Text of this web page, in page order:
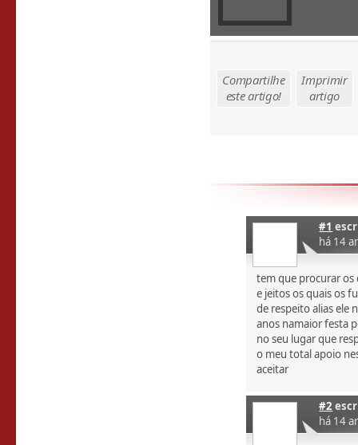
Compartilhe
este artigo!
Imprimir
artigo
#1
há 14
tem que procurar os
e jeitos os quais os
de respeito alias ele
anos namaior festa
no seu lugar que
o meu total apoio
aceitar
#2
há 14